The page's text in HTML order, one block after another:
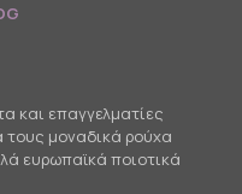
και επαγγελματίες
μοναδικά ρούχα
ευρωπαϊκά ποιοτικά